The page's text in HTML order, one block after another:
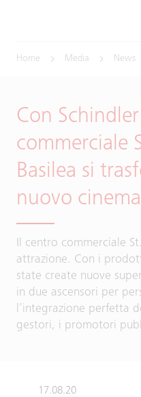
Home Media News
Con
commerciale
Basilea si
nuovo cinema
Il centro commerciale
attrazione. Con i
state create nuove
in due ascensori per
l’integrazione perfetta
gestori, i promotori
17.08.20